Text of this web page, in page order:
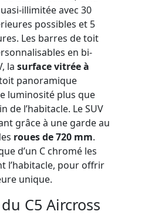
illimitée avec 30
possibles et 5
Les barres de toit
en bi-
la surface vitrée à
panoramique
luminosité plus que
de l’habitacle. Le SUV
grâce à une garde au
roues de 720 mm.
d’un C chromé les
l’habitacle, pour offrir
unique.
C5 Aircross